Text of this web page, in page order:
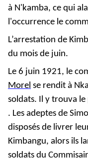
à N'kamba, ce qui
l'occurrence le
L’arrestation de
du mois de juin.
Le 6 juin 1921, le
Morel se rendit à
soldats. Il y trouva
. Les adeptes de
disposés de livrer
Kimbangu, alors ils
soldats du